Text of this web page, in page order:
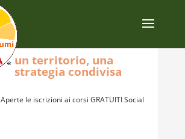
Aperte le iscrizioni ai corsi GRATUITI Social
un territorio, una
strategia condivisa